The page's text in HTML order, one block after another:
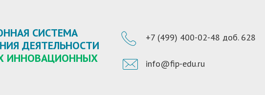
СИСТЕМА
ДЕЯТЕЛЬНОСТИ
ИННОВАЦИОННЫХ
+7 (499) 400-02-48 доб. 628
info@fip-edu.ru